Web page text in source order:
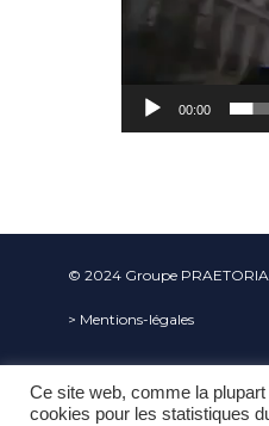
00:00
© 2024 Groupe
> Mentions-légales
Ce site web, comme la
cookies pour les statistiques